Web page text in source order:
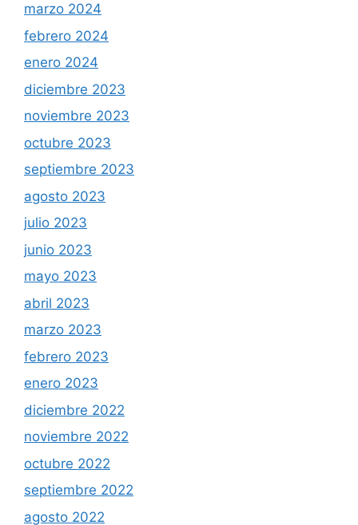
marzo 2024
febrero 2024
enero 2024
diciembre 2023
noviembre 2023
octubre 2023
septiembre 2023
agosto 2023
julio 2023
junio 2023
mayo 2023
abril 2023
marzo 2023
febrero 2023
enero 2023
diciembre 2022
noviembre 2022
octubre 2022
septiembre 2022
agosto 2022